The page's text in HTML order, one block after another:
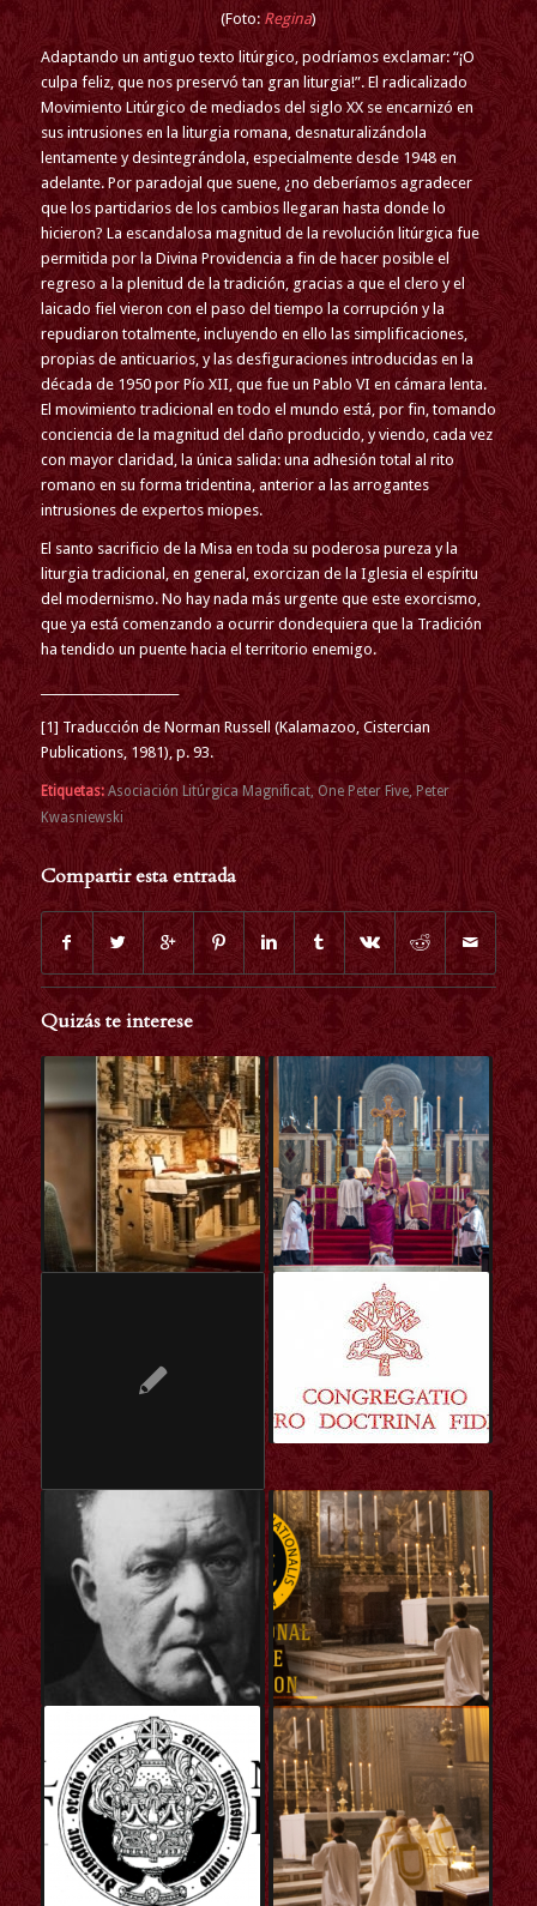
(Foto: Regina)
Adaptando un antiguo texto litúrgico, podríamos exclamar: “¡O
culpa feliz, que nos preservó tan gran liturgia!”. El radicalizado
Movimiento Litúrgico de mediados del siglo XX se encarnizó en
sus intrusiones en la liturgia romana, desnaturalizándola
lentamente y desintegrándola, especialmente desde 1948 en
adelante. Por paradojal que suene, ¿no deberíamos agradecer
que los partidarios de los cambios llegaran hasta donde lo
hicieron? La escandalosa magnitud de la revolución litúrgica fue
permitida por la Divina Providencia a fin de hacer posible el
regreso a la plenitud de la tradición, gracias a que el clero y el
laicado fiel vieron con el paso del tiempo la corrupción y la
repudiaron totalmente, incluyendo en ello las simplificaciones,
propias de anticuarios, y las desfiguraciones introducidas en la
década de 1950 por Pío XII, que fue un Pablo VI en cámara lenta.
El movimiento tradicional en todo el mundo está, por fin, tomando
conciencia de la magnitud del daño producido, y viendo, cada vez
con mayor claridad, la única salida: una adhesión total al rito
romano en su forma tridentina, anterior a las arrogantes
intrusiones de expertos miopes.
El santo sacrificio de la Misa en toda su poderosa pureza y la
liturgia tradicional, en general, exorcizan de la Iglesia el espíritu
del modernismo. No hay nada más urgente que este exorcismo,
que ya está comenzando a ocurrir dondequiera que la Tradición
ha tendido un puente hacia el territorio enemigo.
_______________________
[1] Traducción de Norman Russell (Kalamazoo, Cistercian
Publications, 1981), p. 93.
Etiquetas: Asociación Litúrgica Magnificat, One Peter Five, Peter
Kwasniewski
Compartir esta entrada
Quizás te interese